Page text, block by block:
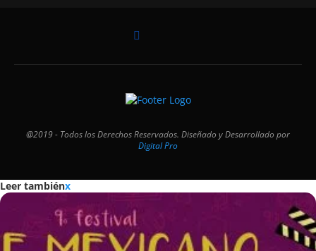
@2019 - Todos los Derechos Reservados. Diseñado y Desarrollado por
Digital Pro
Leer tambiénx